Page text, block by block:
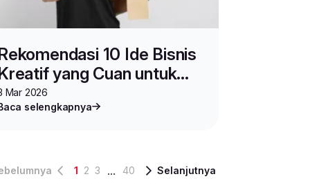
10 Ide Bisnis
yang Cuan untuk
Z
Mar 2026
selengkapnya
1 2 3 ... 40 Selanjutnya